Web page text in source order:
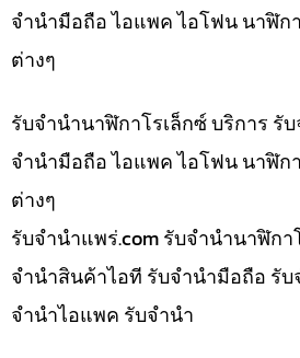
จำนำมือถือ ไอแพค ไอโฟน นาฬิก
ต่างๆ
รับจำนำนาฬิกาโรเล็กซ์ บริการ รั
จำนำมือถือ ไอแพค ไอโฟน นาฬิก
ต่างๆ
รับจํานําแพร่.com รับจำนำนาฬิกา
จำนำสินค้าไอที รับจำนำมือถือ รั
จำนำไอแพค รับจำนำ